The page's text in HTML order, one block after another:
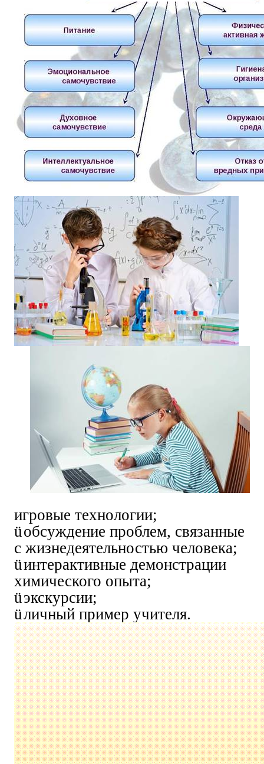
игровые технологии;
üобсуждение проблем, связанные
с жизнедеятельностью человека;
üинтерактивные демонстрации
химического опыта;
üэкскурсии;
üличный пример учителя.